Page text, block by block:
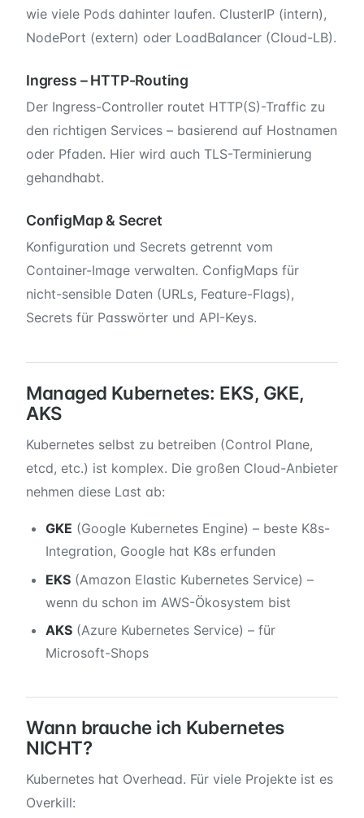
wie viele Pods dahinter laufen. ClusterIP (intern),
NodePort (extern) oder LoadBalancer (Cloud-LB).
Ingress – HTTP-Routing
Der Ingress-Controller routet HTTP(S)-Traffic zu
den richtigen Services – basierend auf Hostnamen
oder Pfaden. Hier wird auch TLS-Terminierung
gehandhabt.
ConfigMap & Secret
Konfiguration und Secrets getrennt vom
Container-Image verwalten. ConfigMaps für
nicht-sensible Daten (URLs, Feature-Flags),
Secrets für Passwörter und API-Keys.
Managed Kubernetes: EKS, GKE,
AKS
Kubernetes selbst zu betreiben (Control Plane,
etcd, etc.) ist komplex. Die großen Cloud-Anbieter
nehmen diese Last ab:
GKE (Google Kubernetes Engine) – beste K8s-
Integration, Google hat K8s erfunden
EKS (Amazon Elastic Kubernetes Service) –
wenn du schon im AWS-Ökosystem bist
AKS (Azure Kubernetes Service) – für
Microsoft-Shops
Wann brauche ich Kubernetes
NICHT?
Kubernetes hat Overhead. Für viele Projekte ist es
Overkill: